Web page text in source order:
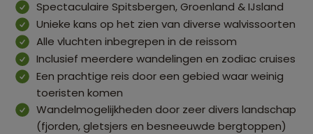
Spectaculaire Spitsbergen, Groenland & IJsland
Unieke kans op het zien van diverse walvissoorten
Alle vluchten inbegrepen in de reissom
Inclusief meerdere wandelingen en zodiac cruises
Een prachtige reis door een gebied waar weinig
toeristen komen
Wandelmogelijkheden door zeer divers landschap
(fjorden, gletsjers en besneeuwde bergtoppen)